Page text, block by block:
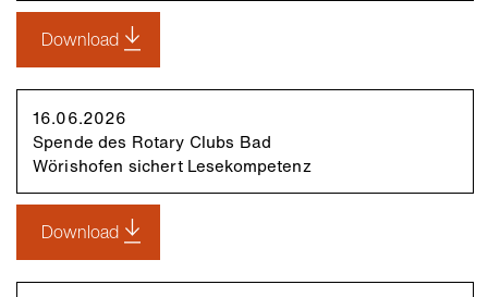
Download
16.06.2026
Spende des Rotary Clubs Bad
Wörishofen sichert Lesekompetenz
Download